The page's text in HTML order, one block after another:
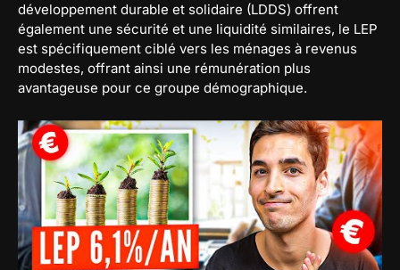
développement durable et solidaire (LDDS) offrent
également une sécurité et une liquidité similaires, le LEP
est spécifiquement ciblé vers les ménages à revenus
modestes, offrant ainsi une rémunération plus
avantageuse pour ce groupe démographique.